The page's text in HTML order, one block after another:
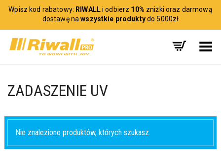
Wpisz kod rabatowy: RIWALLi odbierz 10% zniżki oraz darmową
dostawę nawszystkie produktydo 5000zł
Toggle Menu
ZADASZENIE UV
Nie znaleziono produktów, których szukasz.